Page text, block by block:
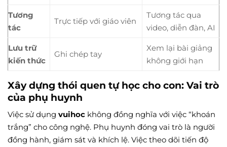
Tương
tác
Trực tiếp với giáo viên
Tương tác qua
video, diễn đàn, AI
Lưu trữ
kiến thức
Ghi chép tay
Xem lại bài giảng
không giới hạn
Xây dựng thói quen tự học cho con: Vai trò
của phụ huynh
Việc sử dụng vuihoc không đồng nghĩa với việc “khoán
trắng” cho công nghệ. Phụ huynh đóng vai trò là người
đồng hành, giám sát và khích lệ. Việc theo dõi tiến độ